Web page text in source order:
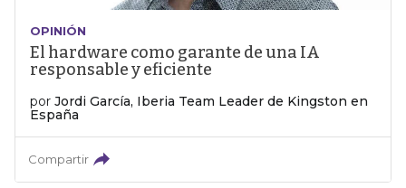
OPINIÓN
El hardware como garante de una IA
responsable y eficiente
por Jordi García, Iberia Team Leader de Kingston en
España
Compartir